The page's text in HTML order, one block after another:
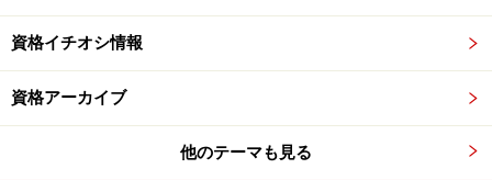
資格イチオシ情報
資格アーカイブ
他のテーマも見る